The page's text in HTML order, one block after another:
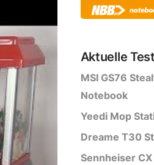
Aktuelle
MSI GS76
Notebook
Yeedi Mop
Dreame T30
Sennheiser